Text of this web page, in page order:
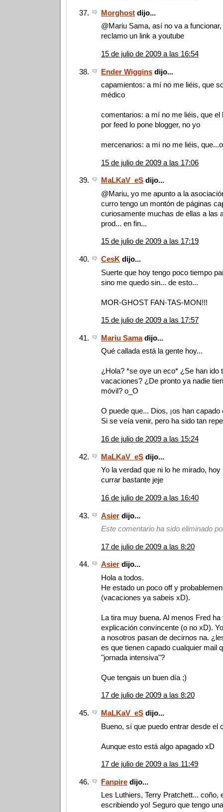
Morghost dijo...
@Mariu Sama, así no va a
reclamo un link a youtube
15 de julio de 2009 a las 16:54
Ender Wiggins dijo...
capamientos: a mí no me liéis, que
médico
comentarios: a mí no me liéis, que el
por feed lo pone blogger, no yo
mercenarios: a mí no me liéis,
15 de julio de 2009 a las 17:06
MaLKaV_eS dijo...
@Mariu, yo me apunto a la
curro tengo un montón de páginas
curiosamente muchas de ellas a las
prod... en fin...
15 de julio de 2009 a las 17:19
CesK dijo...
Suerte que hoy tengo poco tiempo
sino me quedo sin... de esto...
MOR-GHOST FAN-TAS-MON!!!
15 de julio de 2009 a las 17:57
Mariu Samadijo...
Qué callada está la gente hoy...
¿Hola? *se oye un eco* ¿Se han ido
vacaciones? ¿De pronto ya nadie
móvil? o_O
O puede que... Dios, ¡os han capado
Si se veía venir, pero ha sido tan
16 de julio de 2009 a las 15:24
MaLKaV_eS dijo...
Yo la verdad que ni lo he mirado, hoy
currar bastante jeje
16 de julio de 2009 a las 16:40
Asier dijo...
Este comentario ha sido eliminado
17 de julio de 2009 a las 8:20
Asier dijo...
Hola a todos.
He estado un poco off y
(vacaciones ya sabeis xD).
La tira muy buena. Al menos Fred ha
explicación convincente (o no xD).
a nosotros pasan de decirnos na.
es que tienen capado cualquier mail
"jornada intensiva"?
Que tengais un buen día ;)
17 de julio de 2009 a las 8:20
MaLKaV_eS dijo...
Bueno, sí que puedo entrar desde el
Aunque esto está algo apagado xD
17 de julio de 2009 a las 11:49
Fanpire dijo...
Les Luthiers, Terry Pratchett... coño,
escribiendo yo! Seguro que tengo